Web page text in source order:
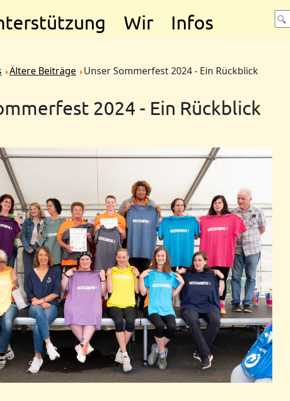
Wir Infos
Ältere Beiträge Unser Sommerfest 2024 - Ein Rückblick
2024 - Ein Rückblick